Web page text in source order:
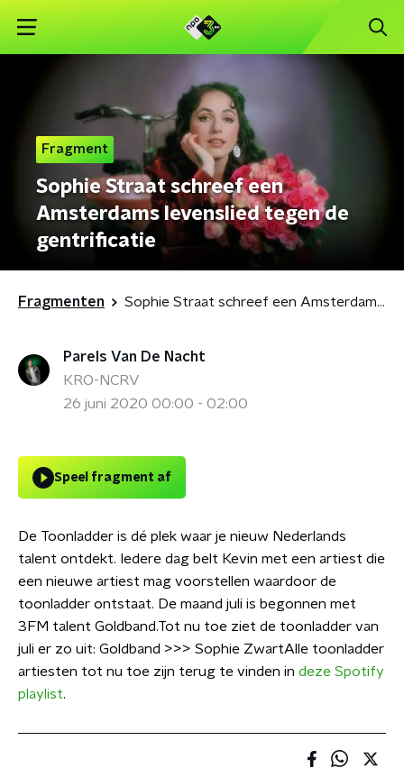
Fragment
Sophie Straat schreef een
Amsterdams levenslied tegen de
gentrificatie
Fragmenten Sophie Straat schreef een Amsterdams levenslied tegen de gentrificatie
Parels Van De Nacht
KRO-NCRV
26 juni 2020 00:00 - 02:00
Speel fragment af
De Toonladder is dé plek waar je nieuw Nederlands
talent ontdekt. Iedere dag belt Kevin met een artiest die
een nieuwe artiest mag voorstellen waardoor de
toonladder ontstaat. De maand juli is begonnen met
3FM talent Goldband.Tot nu toe ziet de toonladder van
juli er zo uit: Goldband >>> Sophie ZwartAlle toonladder
artiesten tot nu toe zijn terug te vinden in deze Spotify
playlist.